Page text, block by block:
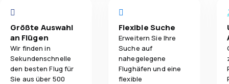
Größte Auswahl
an Flügen
Wir finden in
Sekundenschnelle
den besten Flug für
Sie aus über 500
Flexible Suche
Erweitern Sie Ihre
Suche auf
nahegelegene
Flughäfen und eine
flexible